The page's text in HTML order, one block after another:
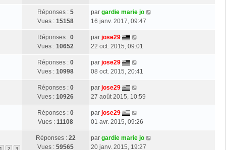
Réponses : 5
Vues : 15158
par gardie marie jo
16 janv. 2017, 09:47
Réponses : 0
Vues : 10652
par jose29
22 oct. 2015, 09:01
Réponses : 0
Vues : 10998
par jose29
08 oct. 2015, 20:41
Réponses : 0
Vues : 10926
par jose29
27 août 2015, 10:59
Réponses : 0
Vues : 11108
par jose29
01 avr. 2015, 09:26
1 2 3
Réponses : 22
Vues : 59565
par gardie marie jo
20 janv. 2015, 19:27